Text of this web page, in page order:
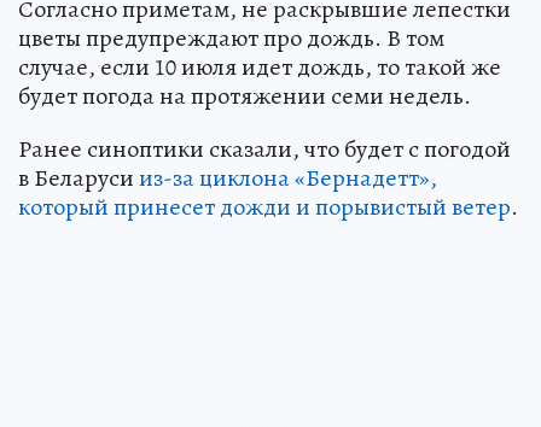
Согласно приметам, не раскрывшие лепестки
цветы предупреждают про дождь. В том
случае, если 10 июля идет дождь, то такой же
будет погода на протяжении семи недель.
Ранее синоптики сказали, что будет с погодой
в Беларусииз-за циклона «Бернадетт»,
который принесет дожди и порывистый ветер.